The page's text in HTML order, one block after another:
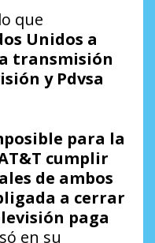
que
Unidos a
transmisión
y Pdvsa
para la
cumplir
de ambos
a cerrar
paga
en su